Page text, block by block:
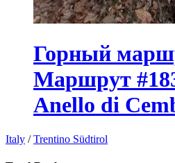
Горный
Маршрут
Anello di
Italy /Trentino Südtirol